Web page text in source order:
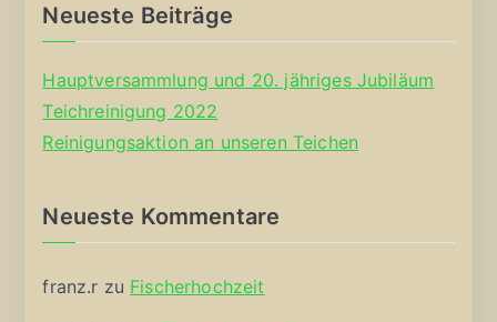
Neueste Beiträge
Hauptversammlung und 20. jähriges Jubiläum
Teichreinigung 2022
Reinigungsaktion an unseren Teichen
Neueste Kommentare
franz.r zu Fischerhochzeit